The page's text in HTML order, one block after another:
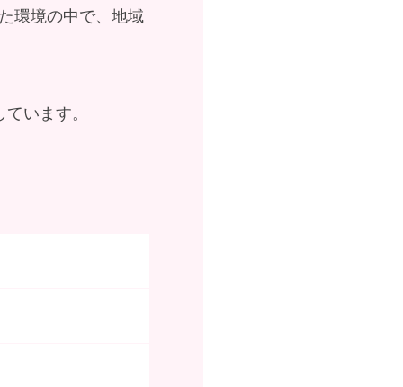
環境の中で、地域
います。